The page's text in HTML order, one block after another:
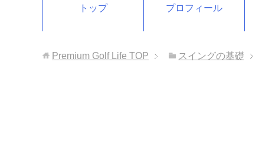
トップ プロフィール
Premium Golf Life TOP スイングの基礎